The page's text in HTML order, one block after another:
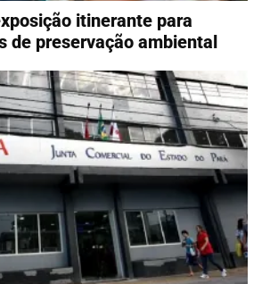
itinerante para
de preservação ambiental